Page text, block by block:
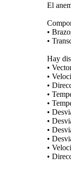
El
•
•
Hay
•
•
•
•
•
•
•
•
•
•
•